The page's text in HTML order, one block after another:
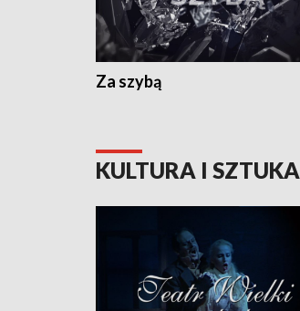
Za szybą
KULTURA I SZTUKA